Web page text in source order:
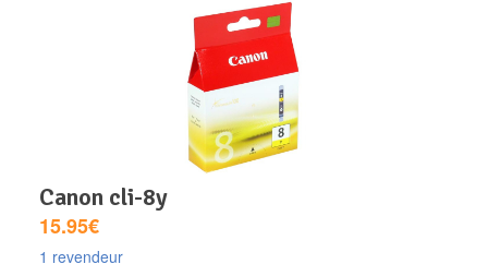
canon cli-8y
15.95€
1 revendeur